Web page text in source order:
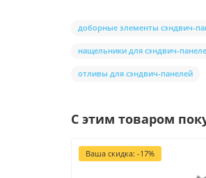
доборные элементы сэндвич-
нащельники для сэндвич-
отливы для сэндвич-панелей
С этим товаром
Ваша скидка: -17%